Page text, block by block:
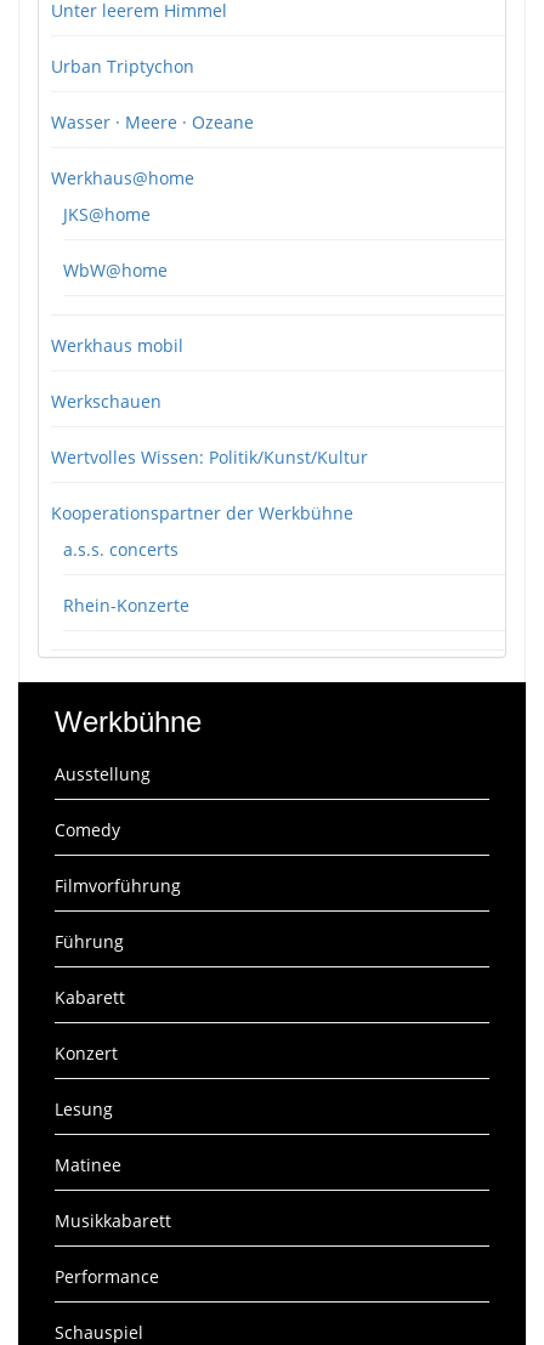
Unter leerem Himmel
Urban Triptychon
Wasser · Meere · Ozeane
Werkhaus@home
JKS@home
WbW@home
Werkhaus mobil
Werkschauen
Wertvolles Wissen: Politik/Kunst/Kultur
Kooperationspartner der Werkbühne
a.s.s. concerts
Rhein-Konzerte
Werkbühne
Ausstellung
Comedy
Filmvorführung
Führung
Kabarett
Konzert
Lesung
Matinee
Musikkabarett
Performance
Schauspiel